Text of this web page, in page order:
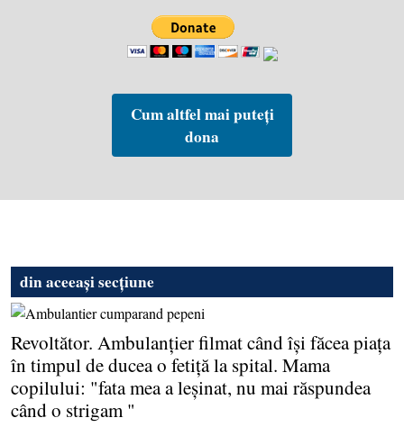
Cum altfel mai puteți
dona
din aceeași secțiune
Revoltător. Ambulanţier filmat când îşi făcea piaţa
în timpul de ducea o fetiţă la spital. Mama
copilului: "fata mea a leşinat, nu mai răspundea
când o strigam "